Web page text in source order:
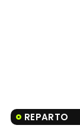
REPARTO